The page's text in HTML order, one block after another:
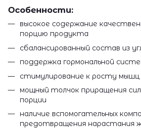
Особенности:
высокое содержание
порцию продукта
сбалансированный состав из
поддержка гормональной
стимулирование к росту мышц
мощный толчок приращения
порции
наличие вспомогательных
предотвращения нарастания